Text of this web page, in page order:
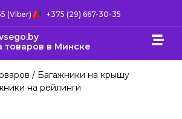
(Viber) +375 (29) 667-30-35
товаров в Минске
/ Багажники на крышу
на рейлинги